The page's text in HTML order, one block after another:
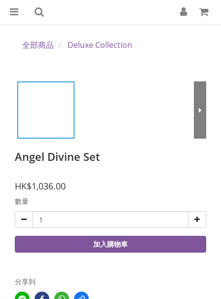
全部商品 Deluxe Collection
Angel Divine Set
HK$1,036.00
數量
加入購物車
分享到